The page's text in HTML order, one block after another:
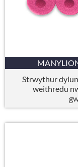
Strwythur
weithredu